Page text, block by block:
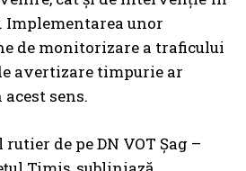
Implementarea unor
de monitorizare a traficului
avertizare timpurie ar
sens.
de pe DN VOT Șag –